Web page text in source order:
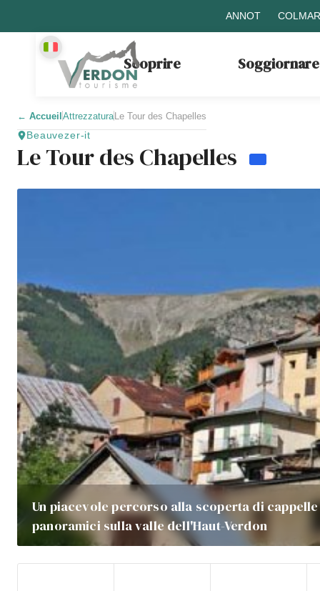
ANNOT
Scoprire Soggiornare
← AccueilAttrezzaturaLe Tour des Chapelles
Beauvezer-it
Le Tour des Chapelles
Un piacevole percorso alla scoperta di
panoramici sulla valle dell'Haut-Verdon